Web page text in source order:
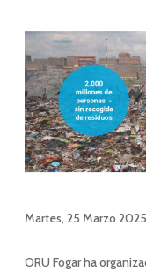
Martes, 25 Marzo 2025
ORU Fogar ha